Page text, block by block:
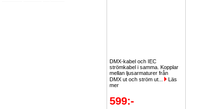
DMX-kabel och IEC
strömkabel i samma. Kopplar
mellan ljusarmaturer från
DMX ut och ström ut...
Läs
mer
599:-